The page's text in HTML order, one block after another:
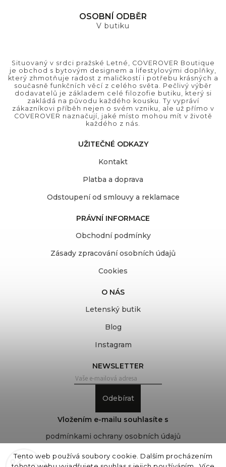
Tento web používá soubory cookie. Dalším procházením
OSOBNÍ ODBĚR
V butiku
Situovaný v srdci pražské Letné, COVEROVER Boutique
je obchod s bytovým designem a lifestylovými doplňky,
který zhmotňuje radost z maličkostí i potřebu krásných a
současně funkčních věcí z celého světa. Pečlivý výběr
dodavatelů je základem celé filozofie butiku, který si
zakládá na původu každého kousku. Ty vypráví
zákazníkovi příběh nejen o svém vzniku, ale už přímo v
COVEROVER naznačují, jaké místo mohou mít v životě
každého z nás.
UŽITEČNÉ ODKAZY
Kontakt
Platba a doprava
Odstoupení od smlouvy a reklamace
PRÁVNÍ INFORMACE
Obchodní podmínky
Zásady zpracování osobních údajů
Cookies
O NÁS
Letenský butik
Blog
Instagram
NEWSLETTER
Odebírat
Vložením e-mailu souhlasíte s
podmínkami ochrany osobních údajů